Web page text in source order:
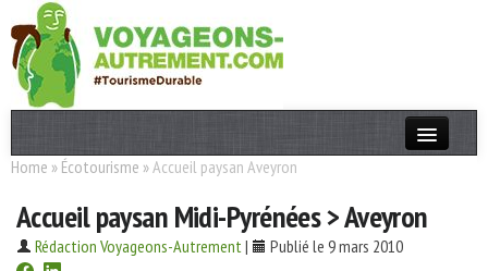
Actualités
T. Responsable
Destinations
Home » Écotourisme »Accueil paysan Aveyron
Accueil paysan Midi-Pyrénées > Aveyron
Rédaction Voyageons-Autrement| Publié le 9 mars 2010